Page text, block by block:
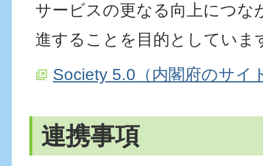
サービスの更なる向上につな
進することを目的としていま
Society 5.0（内閣府のサイ
連携事項